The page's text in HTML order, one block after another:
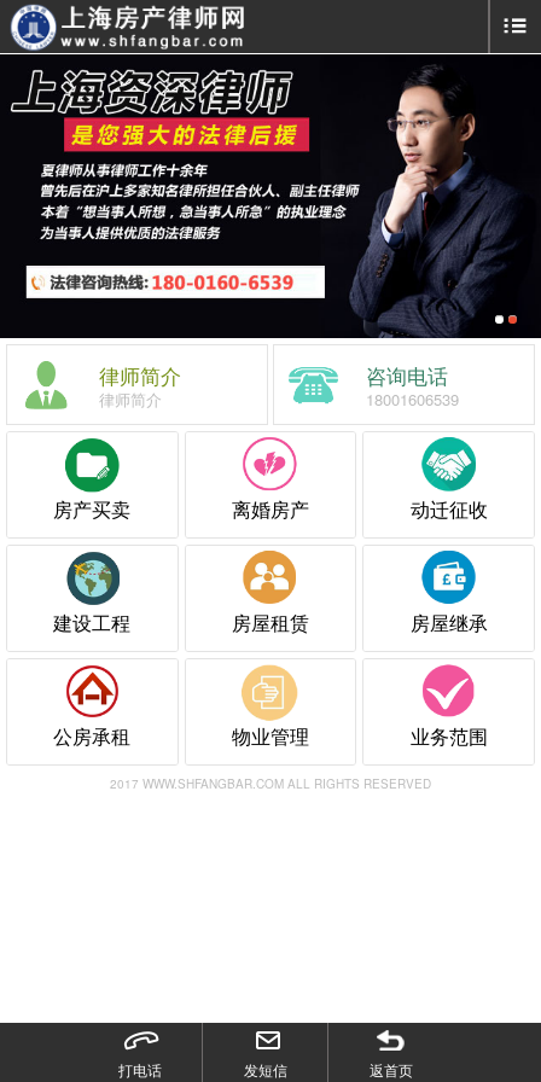
律师简介
律师简介
咨询电话
18001606539
房产买卖 离婚房产 动迁征收
建设工程 房屋租赁 房屋继承
公房承租 物业管理 业务范围
2017 WWW.SHFANGBAR.COM ALL RIGHTS RESERVED
打电话 发短信 返首页